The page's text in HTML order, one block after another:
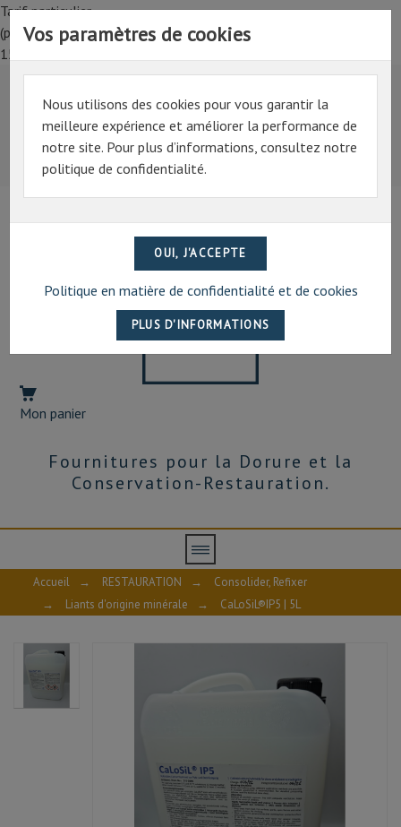
Tarif particulier,
(professionnel, connectez-vous pour bénéficier de la remise de
15%)
Tarif particulier,
(professionnel, connectez-vous pour bénéficier de la
remise de 15%)
07 69 94 13 47
Mon panier
Fournitures pour la Dorure et la
Conservation-Restauration.
Vos paramètres de cookies
Nous utilisons des cookies pour vous garantir la
meilleure expérience et améliorer la performance de
notre site. Pour plus d’informations, consultez notre
politique de confidentialité.
Politique en matière de confidentialité et de cookies
Accueil → RESTAURATION →
Consolider, Refixer
→
Liants d'origine minérale → CaLoSiL®IP5 | 5L